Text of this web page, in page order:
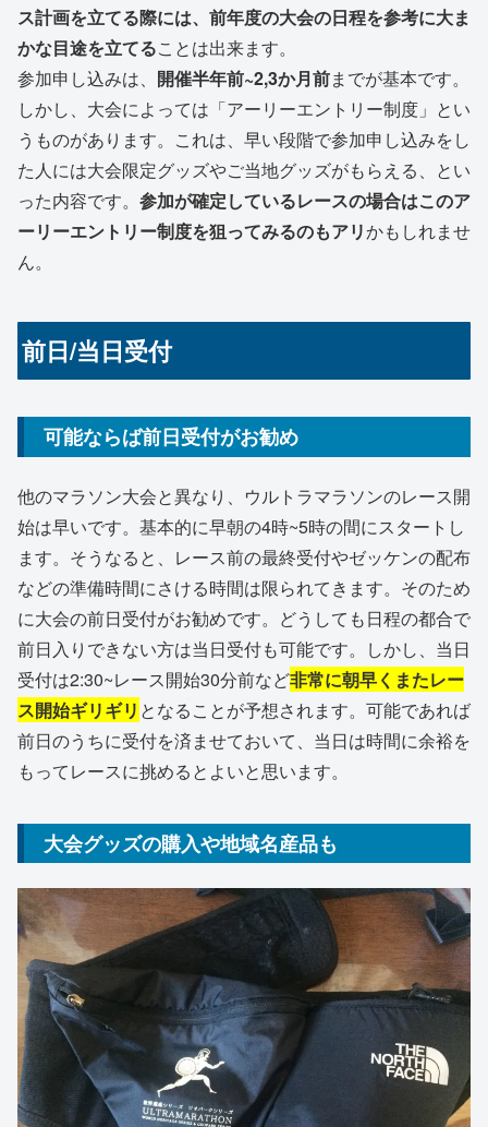
ス計画を立てる際には、前年度の大会の日程を参考に大ま
かな目途を立てることは出来ます。
参加申し込みは、 開催半年前~2,3か月前までが基本です。
しかし、大会によっては「アーリーエントリー制度」とい
うものがあります。これは、早い段階で参加申し込みをし
た人には大会限定グッズやご当地グッズがもらえる、とい
った内容です。 参加が確定しているレースの場合はこのア
ーリーエントリー制度を狙ってみるのもアリかもしれませ
ん。
前日/当日受付
可能ならば前日受付がお勧め
他のマラソン大会と異なり、ウルトラマラソンのレース開
始は早いです。基本的に早朝の4時~5時の間にスタートし
ます。そうなると、レース前の最終受付やゼッケンの配布
などの準備時間にさける時間は限られてきます。そのため
に大会の前日受付がお勧めです。どうしても日程の都合で
前日入りできない方は当日受付も可能です。しかし、当日
受付は2:30~レース開始30分前など非常に朝早くまたレー
ス開始ギリギリ となることが予想されます。可能であれば
前日のうちに受付を済ませておいて、当日は時間に余裕を
もってレースに挑めるとよいと思います。
大会グッズの購入や地域名産品も